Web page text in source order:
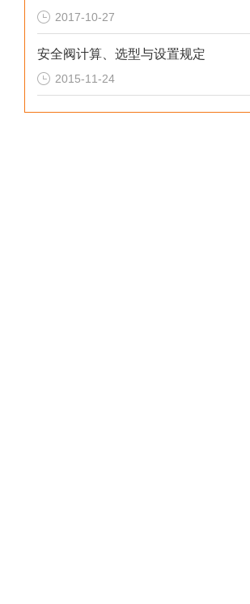
2017-10-27
安全阀计算、选型与设置规定
2015-11-24